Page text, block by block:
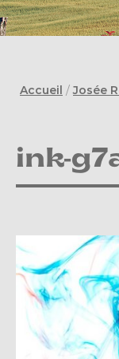
Accueil /Josée
ink-